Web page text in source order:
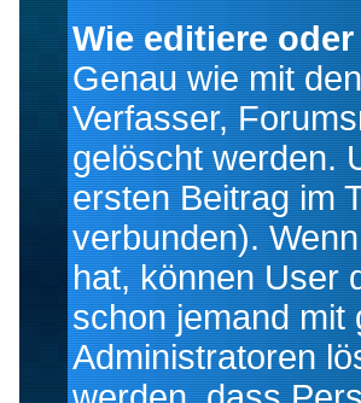
Wie editiere
Genau wie mit
Verfasser,
gelöscht werden.
ersten Beitrag im
verbunden).
hat, können User
schon jemand mit
Administratoren